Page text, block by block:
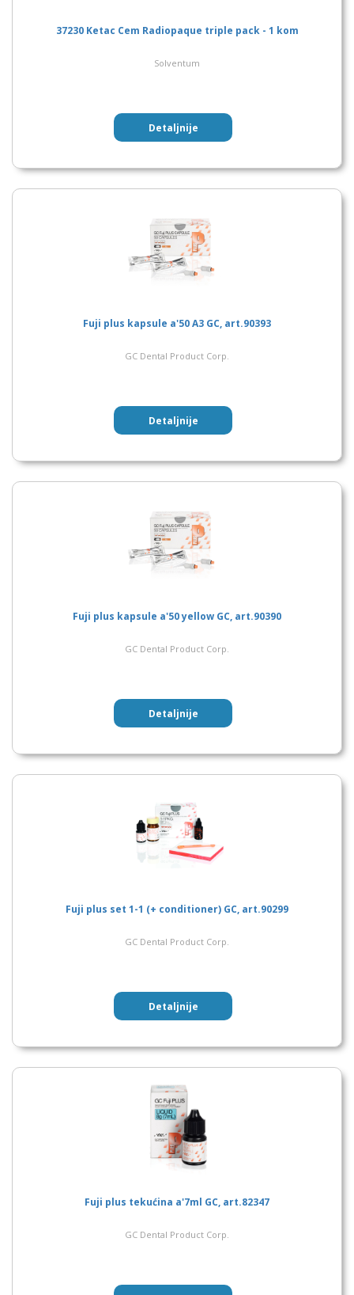
37230 Ketac Cem Radiopaque triple pack - 1 kom
Solventum
Detaljnije
Fuji plus kapsule a'50 A3 GC, art.90393
GC Dental Product Corp.
Detaljnije
Fuji plus kapsule a'50 yellow GC, art.90390
GC Dental Product Corp.
Detaljnije
Fuji plus set 1-1 (+ conditioner) GC, art.90299
GC Dental Product Corp.
Detaljnije
Fuji plus tekućina a'7ml GC, art.82347
GC Dental Product Corp.